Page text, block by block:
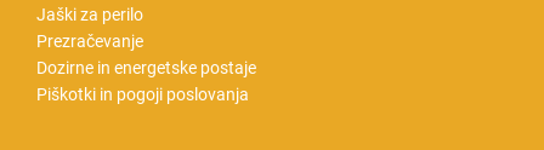
Jaški za perilo
Prezračevanje
Dozirne in energetske postaje
Piškotki in pogoji poslovanja